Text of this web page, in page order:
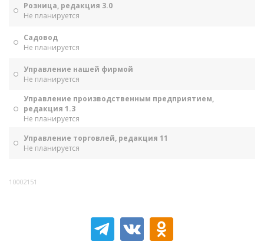
Розница, редакция 3.0
Не планируется
Садовод
Не планируется
Управление нашей фирмой
Не планируется
Управление производственным предприятием,
редакция 1.3
Не планируется
Управление торговлей, редакция 11
Не планируется
10002151